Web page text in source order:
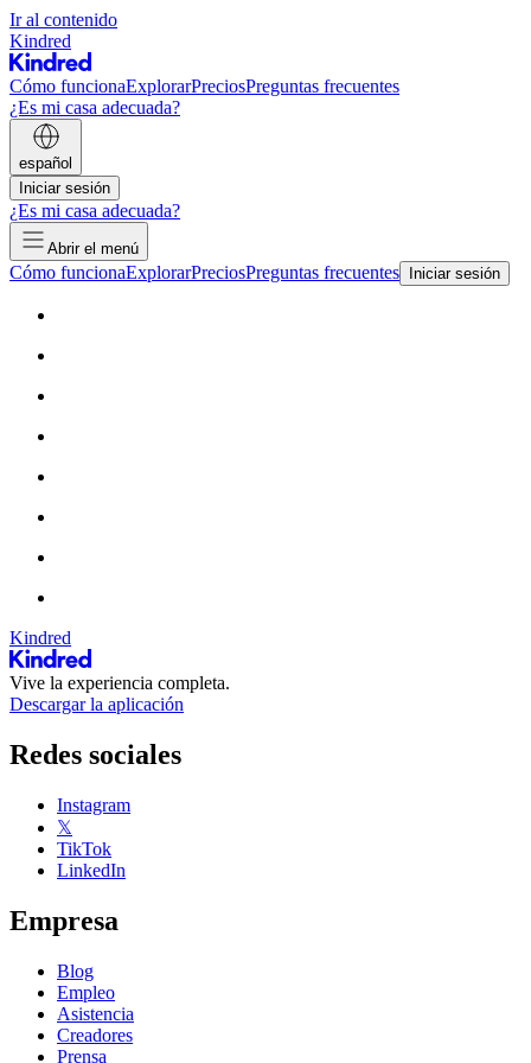
Ir al contenido
Kindred
Cómo funcionaExplorarPreciosPreguntas frecuentes
¿Es mi casa adecuada?
español
Iniciar sesión
¿Es mi casa adecuada?
Abrir el menú
Cómo funcionaExplorarPreciosPreguntas frecuentes Iniciar sesión
Kindred
Vive la experiencia completa.
Descargar la aplicación
Redes sociales
Instagram
𝕏
TikTok
LinkedIn
Empresa
Blog
Empleo
Asistencia
Creadores
Prensa